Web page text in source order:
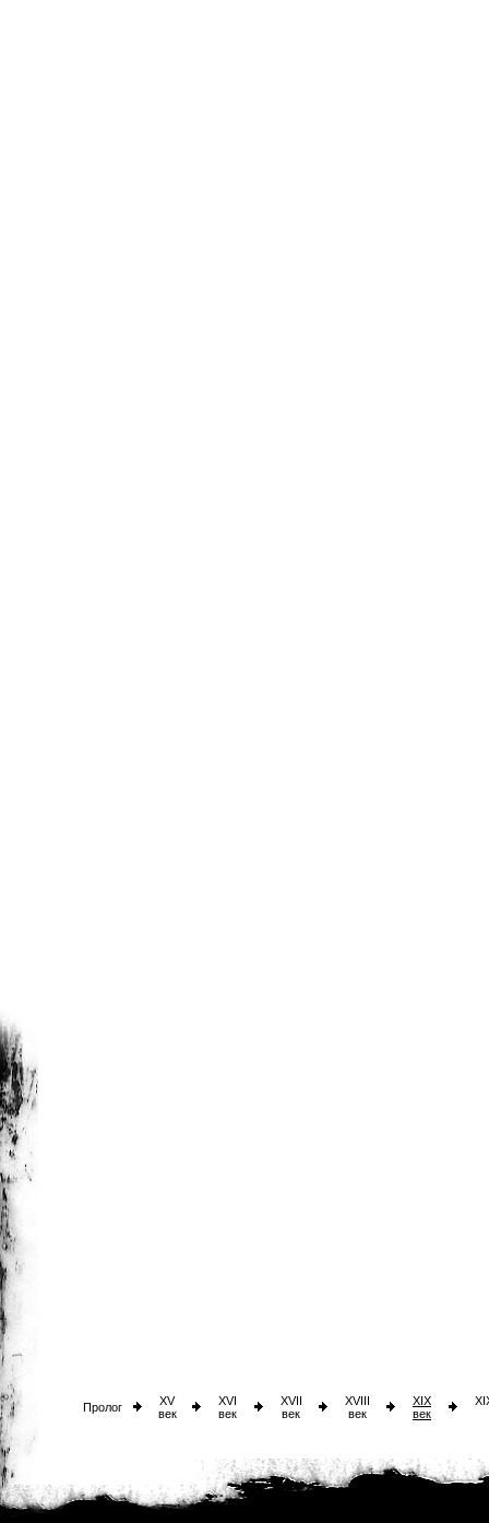
Пролог
XV
век
XVI
век
XVII
век
XVIII
век
XIX
век